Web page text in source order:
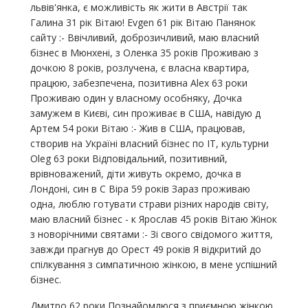
львів'янка, є можливість як жити в Австрії так
Галина 31 рік Вітаю! Evgen 61 рік Вітаю Панянок
сайту :- Ввічливий, доброзичливий, маю власний
бізнес в Мюнхені, з Оленка 35 років Проживаю з
дочкою 8 років, розлучена, є власна квартира,
працюю, забезпечена, позитивна Alex 63 роки
Проживаю один у власному особняку, Дочка
замужем в Києві, син проживає в США, навідую д
Артем 54 роки Вітаю :- Жив в США, працював,
створив на Україні власний бізнес по ІТ, культурни
Oleg 63 роки Відповідальний, позитивний,
врівноважений, діти живуть окремо, дочка в
Лондоні, син в С Віра 59 років Зараз проживаю
одна, люблю готувати страви різних народів світу,
маю власний бізнес - к Ярослав 45 років Вітаю Жінок
з новорічними святами :- Зі свого свідомого життя,
завжди прагнув до Орест 49 років Я відкритий до
спілкування з симпатичною жінкою, в мене успішний
бізнес.